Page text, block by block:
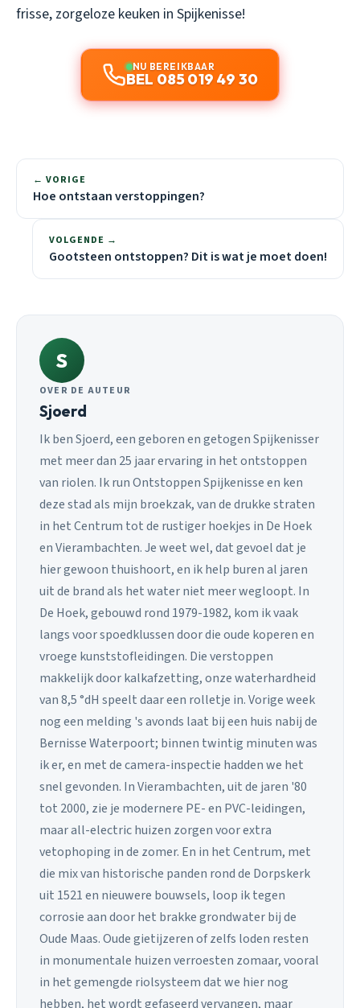
frisse, zorgeloze keuken in Spijkenisse!
NU BEREIKBAAR
BEL 085 019 49 30
← VORIGE
Hoe ontstaan verstoppingen?
VOLGENDE →
Gootsteen ontstoppen? Dit is wat je moet doen!
S
OVER DE AUTEUR
Sjoerd
Ik ben Sjoerd, een geboren en getogen Spijkenisser
met meer dan 25 jaar ervaring in het ontstoppen
van riolen. Ik run Ontstoppen Spijkenisse en ken
deze stad als mijn broekzak, van de drukke straten
in het Centrum tot de rustiger hoekjes in De Hoek
en Vierambachten. Je weet wel, dat gevoel dat je
hier gewoon thuishoort, en ik help buren al jaren
uit de brand als het water niet meer wegloopt. In
De Hoek, gebouwd rond 1979-1982, kom ik vaak
langs voor spoedklussen door die oude koperen en
vroege kunststofleidingen. Die verstoppen
makkelijk door kalkafzetting, onze waterhardheid
van 8,5 °dH speelt daar een rolletje in. Vorige week
nog een melding 's avonds laat bij een huis nabij de
Bernisse Waterpoort; binnen twintig minuten was
ik er, en met de camera-inspectie hadden we het
snel gevonden. In Vierambachten, uit de jaren '80
tot 2000, zie je modernere PE- en PVC-leidingen,
maar all-electric huizen zorgen voor extra
vetophoping in de zomer. En in het Centrum, met
die mix van historische panden rond de Dorpskerk
uit 1521 en nieuwere bouwsels, loop ik tegen
corrosie aan door het brakke grondwater bij de
Oude Maas. Oude gietijzeren of zelfs loden resten
in monumentale huizen verroesten zomaar, vooral
in het gemengde riolsysteem dat we hier nog
hebben, het wordt gefaseerd vervangen, maar